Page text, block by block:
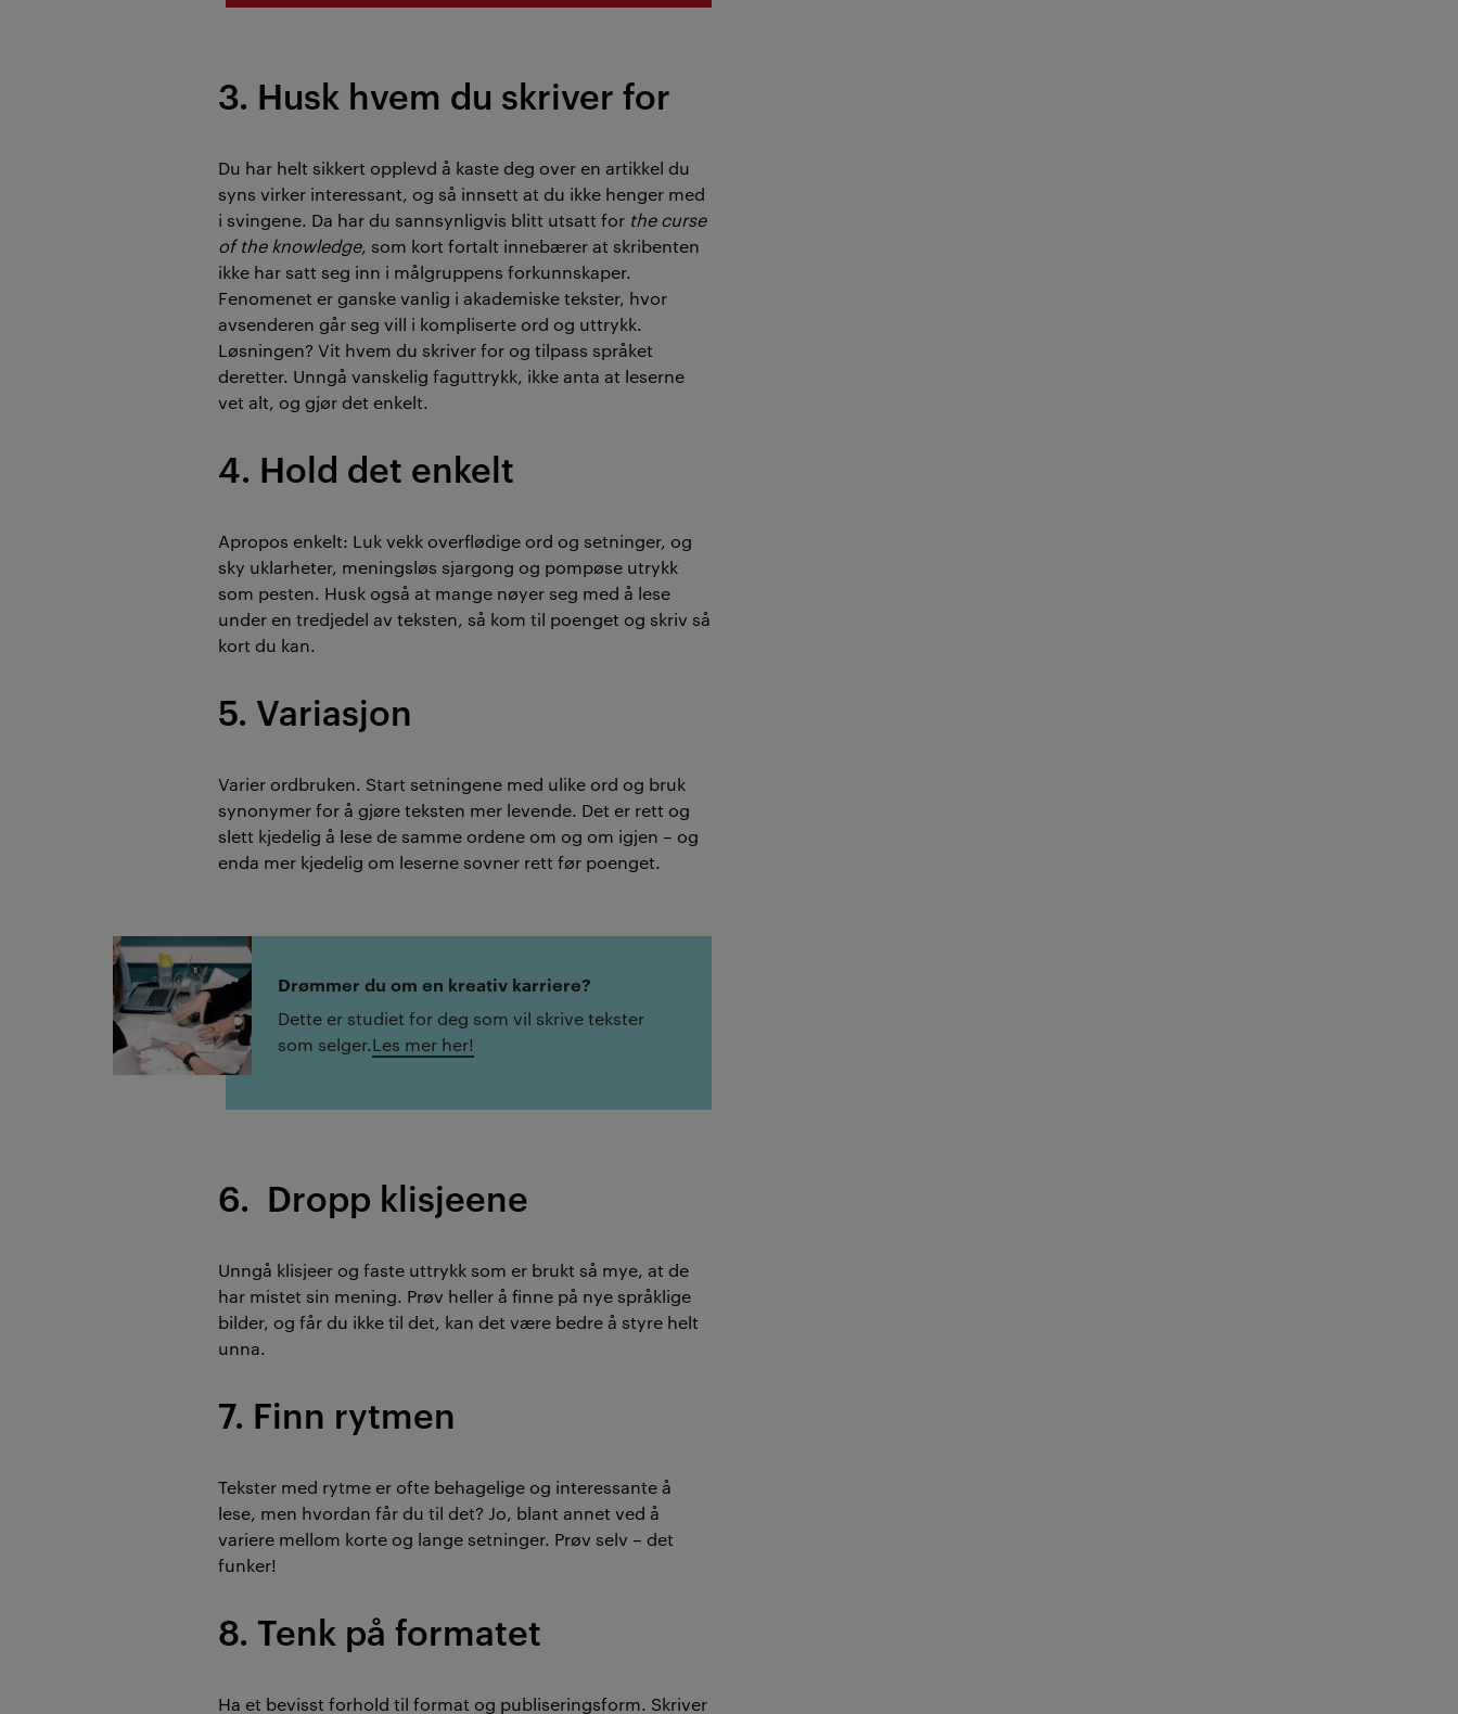
3. Husk hvem du skriver for
Du har helt sikkert opplevd å kaste deg over en artikkel du
syns virker interessant, og så innsett at du ikke henger med
i svingene. Da har du sannsynligvis blitt utsatt for the curse
of the knowledge, som kort fortalt innebærer at skribenten
ikke har satt seg inn i målgruppens forkunnskaper.
Fenomenet er ganske vanlig i akademiske tekster, hvor
avsenderen går seg vill i kompliserte ord og uttrykk.
Løsningen? Vit hvem du skriver for og tilpass språket
deretter. Unngå vanskelig faguttrykk, ikke anta at leserne
vet alt, og gjør det enkelt.
4. Hold det enkelt
Apropos enkelt: Luk vekk overflødige ord og setninger, og
sky uklarheter, meningsløs sjargong og pompøse utrykk
som pesten. Husk også at mange nøyer seg med å lese
under en tredjedel av teksten, så kom til poenget og skriv så
kort du kan.
5. Variasjon
Varier ordbruken. Start setningene med ulike ord og bruk
synonymer for å gjøre teksten mer levende. Det er rett og
slett kjedelig å lese de samme ordene om og om igjen – og
enda mer kjedelig om leserne sovner rett før poenget.
Drømmer du om en kreativ karriere?
Dette er studiet for deg som vil skrive tekster
som selger.Les mer her!
6. Dropp klisjeene
Unngå klisjeer og faste uttrykk som er brukt så mye, at de
har mistet sin mening. Prøv heller å finne på nye språklige
bilder, og får du ikke til det, kan det være bedre å styre helt
unna.
7. Finn rytmen
Tekster med rytme er ofte behagelige og interessante å
lese, men hvordan får du til det? Jo, blant annet ved å
variere mellom korte og lange setninger. Prøv selv – det
funker!
8. Tenk på formatet
Ha et bevisst forhold til format og publiseringsform. Skriver